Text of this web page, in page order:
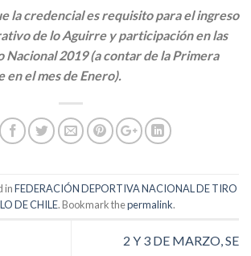
la credencial es requisito para el ingreso
de lo Aguirre y participación en las
Nacional 2019 (a contar de la Primera
en el mes de Enero).
inFEDERACIÓN DEPORTIVA NACIONAL DE TIRO
DE CHILE. Bookmark thepermalink.
2 Y 3 DE MARZO, SE